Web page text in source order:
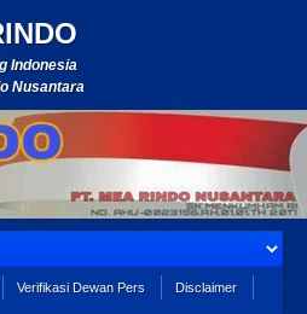
Indonesia
Nusantara
Verifikasi Dewan Pers Disclaimer